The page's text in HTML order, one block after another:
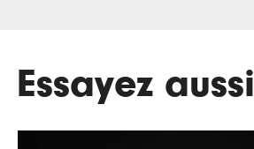
Essayez aussi